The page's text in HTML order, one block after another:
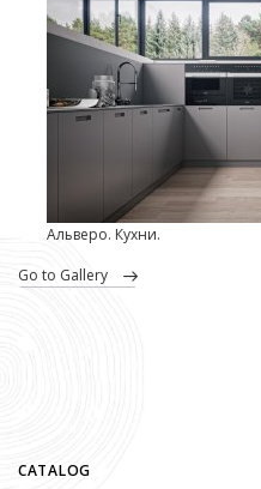
Альверо. Кухни.
go to Gallery
CATALOG